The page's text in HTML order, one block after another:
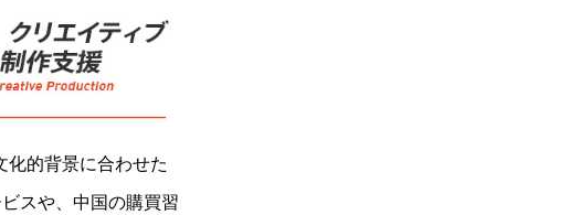
化的背景に合わせた
スや、中国の購買習